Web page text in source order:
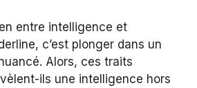
entre intelligence et
c’est plonger dans un
Alors, ces traits
ils une intelligence hors